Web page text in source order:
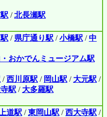
/北長瀬駅
/ 県庁通り駅 /小橋駅 /中
おかでんミュージアム駅
/西川原駅 / 岡山駅 / 大元駅 /
駅 / 大多羅駅
上道駅 /東岡山駅 /西大寺駅 /